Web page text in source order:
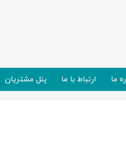
ما ارتباط با ما پنل مشتریان